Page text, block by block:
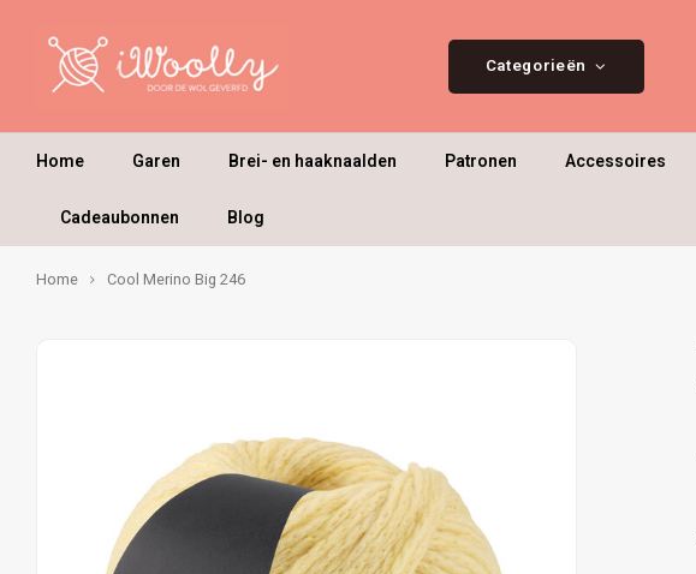
Categorieën
Home Garen Brei- en haaknaalden Patronen Accessoires
Cadeaubonnen Blog
Home Cool Merino Big 246